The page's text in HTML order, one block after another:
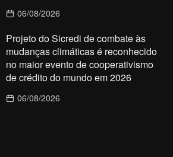
06/08/2026
Projeto do Sicredi de combate às
mudanças climáticas é reconhecido
no maior evento de cooperativismo
de crédito do mundo em 2026
06/08/2026